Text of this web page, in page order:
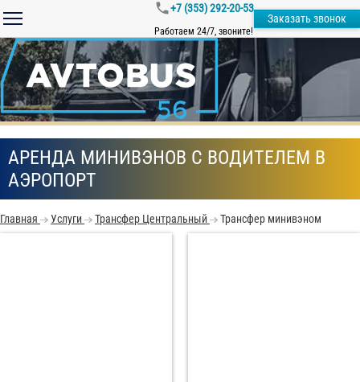
+7 (353) 292-20-53
Работаем 24/7, звоните!
Заказать звонок
АРЕНДА МИНИВЭНОВ С ВОДИТЕЛЕМ В
АЭРОПОРТ
Главная Услуги Трансфер Центральный Трансфер минивэном